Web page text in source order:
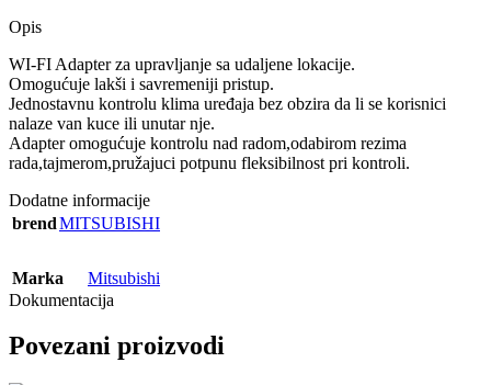
Opis
WI-FI Adapter za upravljanje sa udaljene lokacije.
Omogućuje lakši i savremeniji pristup.
Jednostavnu kontrolu klima uređaja bez obzira da li se korisnici
nalaze van kuce ili unutar nje.
Adapter omogućuje kontrolu nad radom,odabirom rezima
rada,tajmerom,pružajuci potpunu fleksibilnost pri kontroli.
Dodatne informacije
brendMITSUBISHI
Marka
Mitsubishi
Dokumentacija
Povezani proizvodi